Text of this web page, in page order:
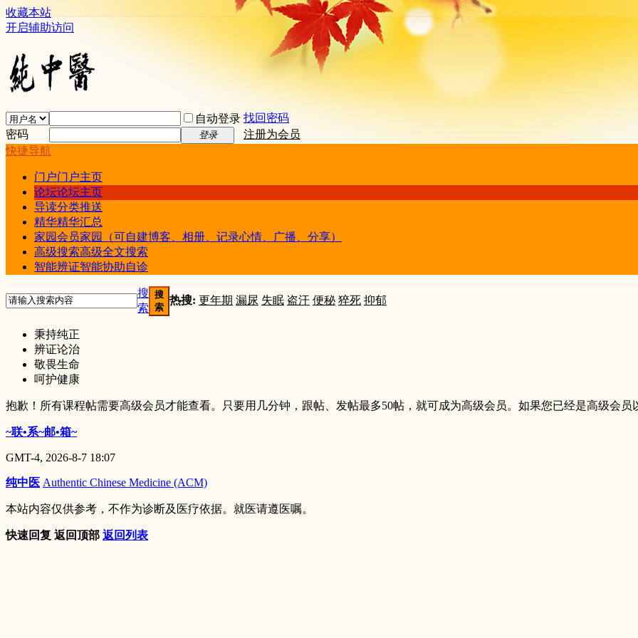
收藏本站
开启辅助访问
自动登录 找回密码
密码
登录
注册为会员
快捷导航
门户门户主页
论坛论坛主页
导读分类推送
精华精华汇总
家园会员家园（可自建博客、相册、记录心情、广播、分享）
高级搜索高级全文搜索
智能辨证智能协助自诊
搜
索
搜
索
热搜: 更年期 漏尿 失眠 盗汗 便秘 猝死 抑郁
秉持纯正
辨证论治
敬畏生命
呵护健康
抱歉！所有课程帖需要高级会员才能查看。只要用几分钟，跟帖、发帖最多50帖，就可成为高级会员。如果您已经是高级会员
~联•系~邮•箱~
GMT-4, 2026-8-7 18:07
纯中医 Authentic Chinese Medicine (ACM)
本站内容仅供参考，不作为诊断及医疗依据。就医请遵医嘱。
快速回复 返回顶部 返回列表